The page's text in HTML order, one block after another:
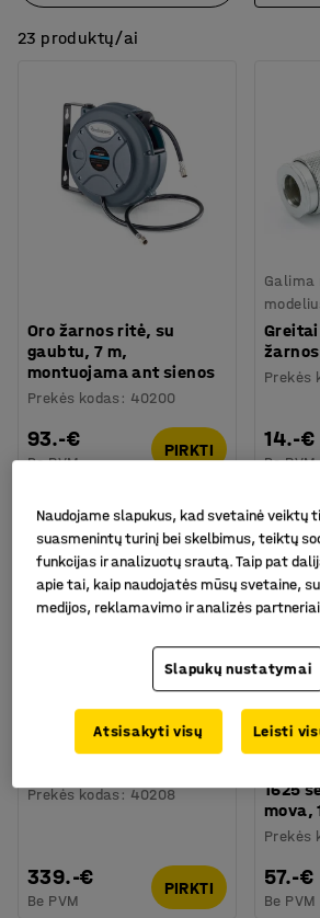
23 produktų/ai
Oro žarnos ritė, su
gaubtu, 7 m,
montuojama ant sienos
Prekės kodas : 40200
93.-€
Be PVM
PIRKTI
Prekės
14.-€
Be PVM
Prekės kodas:40208
339.-€
Be PVM
PIRKTI
1625
mova,
Prekės
57.-€
Be PVM
Naudojame slapukus, kad svetainė veiktų
suasmenintų turinį bei skelbimus, teiktų
funkcijas ir analizuotų srautą. Taip pat
apie tai, kaip naudojatės mūsų svetaine,
medijos, reklamavimo ir analizės
Slapukų nustatymai
Atsisakyti visų Leisti